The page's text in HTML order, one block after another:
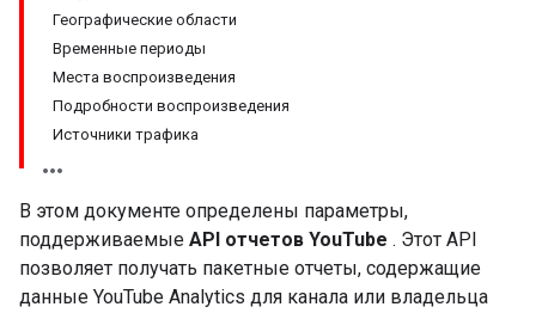
Географические области
Временные периоды
Места воспроизведения
Подробности воспроизведения
Источники трафика
В этом документе определены параметры,
поддерживаемые API отчетов YouTube . Этот API
позволяет получать пакетные отчеты, содержащие
данные YouTube Analytics для канала или владельца